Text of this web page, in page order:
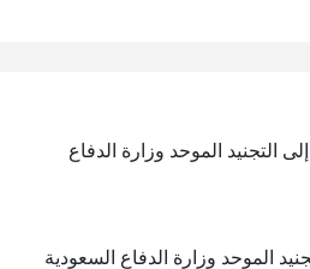
التجنيد الموحد وزارة الدفاع
الموحد وزارة الدفاع السعودية